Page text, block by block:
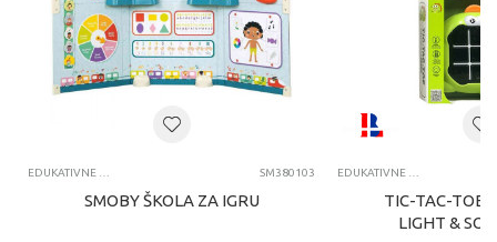
EDUKATIVNE IGRAČKE ZA DECU SM380103
SMOBY ŠKOLA ZA IGRU
EDUKATIVNE IGRAČKE ZA DECU
TIC-TAC-TOE
LIGHT &